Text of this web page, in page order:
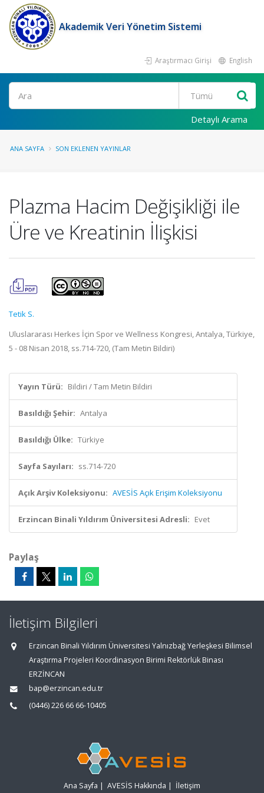
Akademik Veri Yönetim Sistemi
Araştırmacı Girişi English
Ara
Detaylı Arama
ANA SAYFA SON EKLENEN YAYINLAR
Plazma Hacim Değişikliği ile
Üre ve Kreatinin İlişkisi
Tetik S.
Uluslararası Herkes İçin Spor ve Wellness Kongresi, Antalya, Türkiye,
5 - 08 Nisan 2018, ss.714-720, (Tam Metin Bildiri)
Yayın Türü: Bildiri / Tam Metin Bildiri
Basıldığı Şehir: Antalya
Basıldığı Ülke: Türkiye
Sayfa Sayıları: ss.714-720
Açık Arşiv Koleksiyonu: AVESİS Açık Erişim Koleksiyonu
Erzincan Binali Yıldırım Üniversitesi Adresli: Evet
Paylaş
İletişim Bilgileri
Erzincan Binali Yıldırım Üniversitesi Yalnızbağ Yerleşkesi Bilimsel
Araştırma Projeleri Koordinasyon Birimi Rektörlük Binası
ERZİNCAN
bap@erzincan.edu.tr
(0446) 226 66 66-10405
Ana Sayfa | AVESİS Hakkında | İletişim